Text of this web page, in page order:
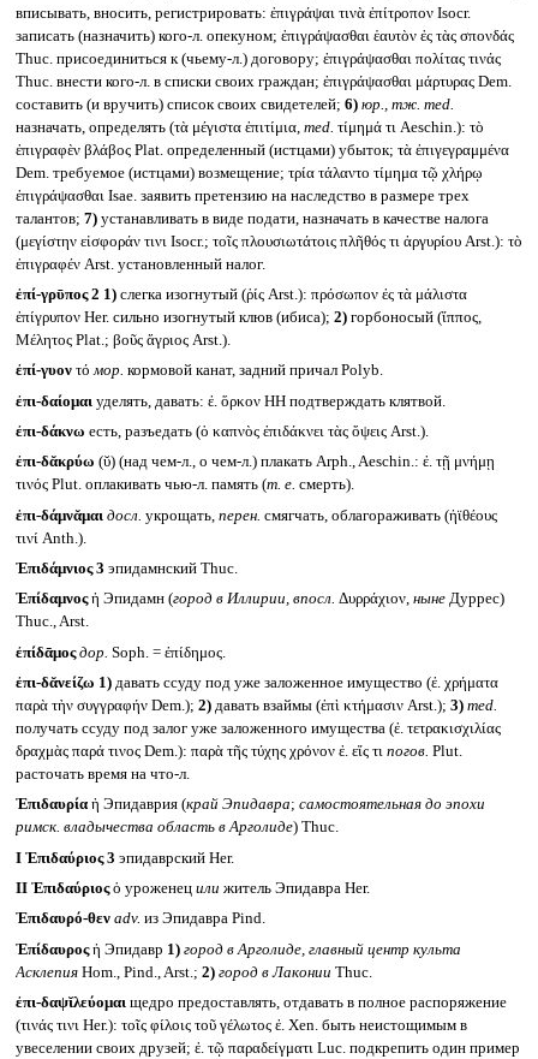
вписывать, вносить, регистрировать: ἐπιγράψαι τινὰ ἐπίτροπον Isocr.
записать (назначить) кого-л. опекуном; ἐπιγράψασθαι ἑαυτὸν ἐς τὰς σπονδάς
Thuc. присоединиться к (чьему-л.) договору; ἐπιγράψασθαι πολίτας τινάς
Thuc. внести кого-л. в списки своих граждан; ἐπιγράψασθαι μάρτυρας Dem.
составить (и вручить) список своих свидетелей; 6) юр., тж. med.
назначать, определять (τὰ μέγιστα ἐπιτίμια, med. τίμημά τι Aeschin.): τὸ
ἐπιγραφὲν βλάβος Plat. определенный (истцами) убыток; τὰ ἐπιγεγραμμένα
Dem. требуемое (истцами) возмещение; τρία τάλαντο τίμημα τῷ χλήρῳ
ἐπιγράψασθαι Isae. заявить претензию на наследство в размере трех
талантов; 7)устанавливать в виде подати, назначать в качестве налога
(μεγίστην εἰσφοράν τινι Isocr.; τοῖς πλουσιωτάτοις πλῆθός τι ἀργυρίου Arst.): τὸ
ἐπιγραφέν Arst. установленный налог.
ἐπί-γρῡπος 2 1)слегка изогнутый (ῥίς Arst.): πρόσωπον ἐς τὰ μάλιστα
ἐπίγρυπον Her. сильно изогнутый клюв (ибиса); 2)горбоносый (ἵππος,
Μέλητος Plat.; βοῦς ἄγριος Arst.).
ἐπί-γυον τόмор. кормовой канат, задний причал Polyb.
ἐπι-δαίομαι уделять, давать: ἐ. ὅρκον HH подтверждать клятвой.
ἐπι-δάκνω есть, разъедать (ὁ καπνὸς ἐπιδάκνει τὰς ὄψεις Arst.).
ἐπι-δᾰκρύω (ῠ) (над чем-л., о чем-л.) плакать Arph., Aeschin.: ἐ. τῇ μνήμῃ
τινός Plut. оплакивать чью-л. память (т. е. смерть).
ἐπι-δάμνᾰμαι досл. укрощать, перен. смягчать, облагораживать (ἠϊθέους
τινί Anth.).
Ἐπιδάμνιος 3 эпидамнский Thuc.
Ἐπίδαμνοςἡ Эпидамн (город в Иллирии, впосл. Δυρράχιον, нынеДуррес)
Thuc., Arst.
ἐπίδᾱμος дор. Soph. = ἐπίδημος.
ἐπι-δᾰνείζω 1)давать ссуду под уже заложенное имущество (ἐ. χρήματα
παρὰ τὴν συγγραφήν Dem.); 2)давать взаймы (ἐπὶ κτήμασιν Arst.); 3) med.
получать ссуду под залог уже заложенного имущества (ἐ. τετρακισχιλίας
δραχμὰς παρά τινος Dem.): παρὰ τῆς τύχης χρόνον ἐ. εἴς τι погов. Plut.
расточать время на что-л.
Ἐπιδαυρία ἡ Эпидаврия (край Эпидавра; самостоятельная до эпохи
римск. владычества область в Арголиде) Thuc.
I Ἐπιδαύριος 3 эпидаврский Her.
II Ἐπιδαύριοςὁ уроженец или житель Эпидавра Her.
Ἐπιδαυρό-θεν adv. из Эпидавра Pind.
Ἐπίδαυροςἡ Эпидавр 1) город в Арголиде, главный центр культа
АсклепияHom., Pind., Arst.; 2) город в Лаконии Thuc.
ἐπι-δαψῐλεύομαι щедро предоставлять, отдавать в полное распоряжение
(τινάς τινι Her.): τοῖς φίλοις τοῦ γέλωτος ἐ. Xen. быть неистощимым в
увеселении своих друзей; ἐ. τῷ παραδείγματι Luc. подкрепить один пример